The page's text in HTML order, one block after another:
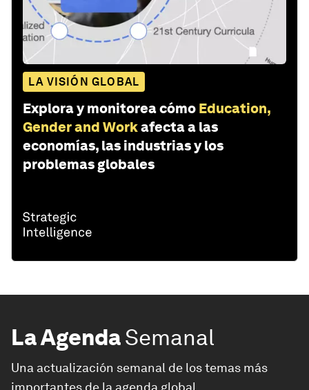
LA VISIÓN GLOBAL
Explora y monitorea cómo Education,
Gender and Workafecta a las
economías, las industrias y los
problemas globales
La AgendaSemanal
Una actualización semanal de los temas más
importantes de la agenda global